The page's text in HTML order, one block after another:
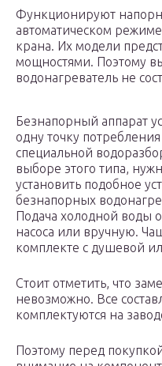
Функционируют
автоматическом
крана. Их модели
мощностями. Поэтому
водонагреватель не
Безнапорный аппарат
одну точку
специальной
выборе этого типа,
установить подобное
безнапорных
Подача холодной воды
насоса или вручную.
комплекте с душевой
Стоит отметить, что
невозможно. Все
комплектуются на
Поэтому перед